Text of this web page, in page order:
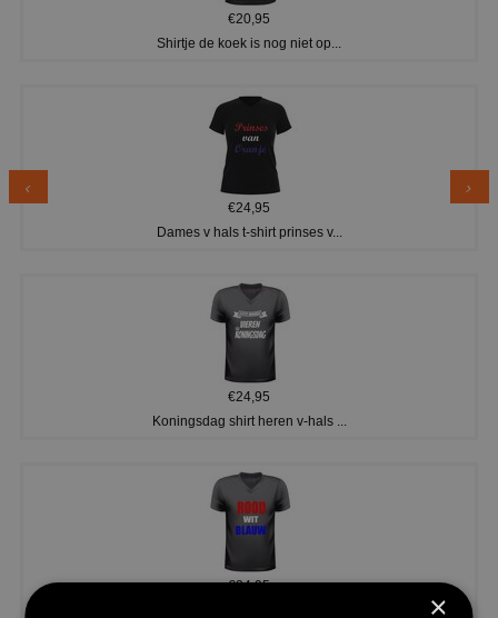
€20,95
Shirtje de koek is nog niet op...
€24,95
Dames v hals t-shirt prinses v...
€24,95
Koningsdag shirt heren v-hals ...
€24,95
×